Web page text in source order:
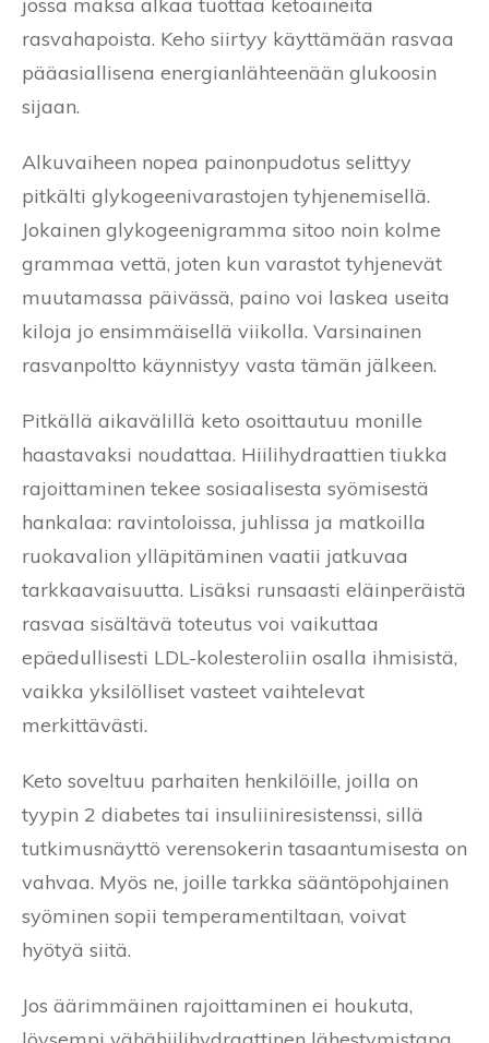
rasvahapoista. Keho siirtyy käyttämään rasvaa
pääasiallisena energianlähteenään glukoosin
sijaan.
Alkuvaiheen nopea painonpudotus selittyy
pitkälti glykogeenivarastojen tyhjenemisellä.
Jokainen glykogeenigramma sitoo noin kolme
grammaa vettä, joten kun varastot tyhjenevät
muutamassa päivässä, paino voi laskea useita
kiloja jo ensimmäisellä viikolla. Varsinainen
rasvanpoltto käynnistyy vasta tämän jälkeen.
Pitkällä aikavälillä keto osoittautuu monille
haastavaksi noudattaa. Hiilihydraattien tiukka
rajoittaminen tekee sosiaalisesta syömisestä
hankalaa: ravintoloissa, juhlissa ja matkoilla
ruokavalion ylläpitäminen vaatii jatkuvaa
tarkkaavaisuutta. Lisäksi runsaasti eläinperäistä
rasvaa sisältävä toteutus voi vaikuttaa
epäedullisesti LDL-kolesteroliin osalla ihmisistä,
vaikka yksilölliset vasteet vaihtelevat
merkittävästi.
Keto soveltuu parhaiten henkilöille, joilla on
tyypin 2 diabetes tai insuliiniresistenssi, sillä
tutkimusnäyttö verensokerin tasaantumisesta on
vahvaa. Myös ne, joille tarkka sääntöpohjainen
syöminen sopii temperamentiltaan, voivat
hyötyä siitä.
Jos äärimmäinen rajoittaminen ei houkuta,